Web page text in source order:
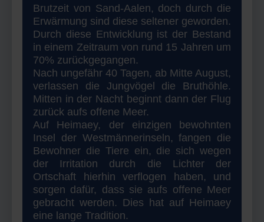
Brutzeit von Sand-Aalen, doch durch die
Erwärmung sind diese seltener geworden.
Durch diese Entwicklung ist der Bestand
in einem Zeitraum von rund 15 Jahren um
70% zurückgegangen.
Nach ungefähr 40 Tagen, ab Mitte August,
verlassen die Jungvögel die Bruthöhle.
Mitten in der Nacht beginnt dann der Flug
zurück aufs offene Meer.
Auf Heimaey, der einzigen bewohnten
Insel der Westmännerinseln, fangen die
Bewohner die Tiere ein, die sich wegen
der Irritation durch die Lichter der
Ortschaft hierhin verflogen haben, und
sorgen dafür, dass sie aufs offene Meer
gebracht werden. Dies hat auf Heimaey
eine lange Tradition.